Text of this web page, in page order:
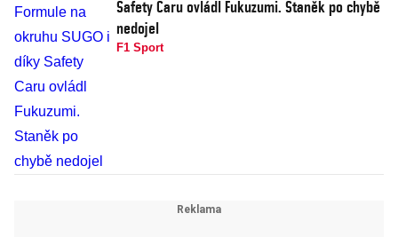
Safety Caru ovládl Fukuzumi. Staněk po chybě
nedojel
F1 Sport